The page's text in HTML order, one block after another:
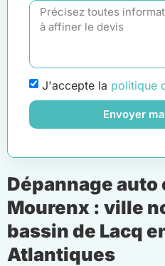
J'accepte la politique
Envoyer
Dépannage auto
Mourenx : ville
bassin de Lacq
Atlantiques